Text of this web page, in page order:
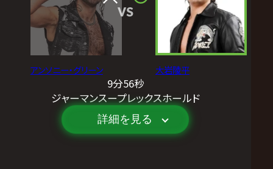
アンソニー・グリーン
VS
大岩陵平
9分56秒
ジャーマンスープレックスホールド
詳細を見る